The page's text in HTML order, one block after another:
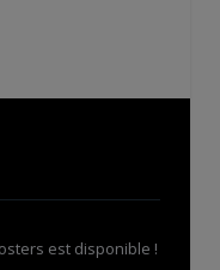
est disponible !